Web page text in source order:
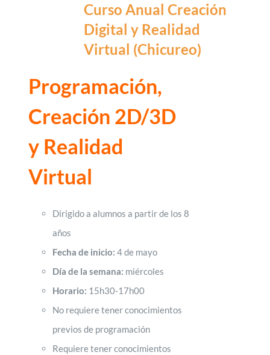
Curso Anual Creación
Digital y Realidad
Virtual (Chicureo)
Programación,
Creación 2D/3D
y Realidad
Virtual
Dirigido a alumnos a partir de los 8
años
Fecha de inicio: 4 de mayo
Día de la semana: miércoles
Horario: 15h30-17h00
No requiere tener conocimientos
previos de programación
Requiere tener conocimientos